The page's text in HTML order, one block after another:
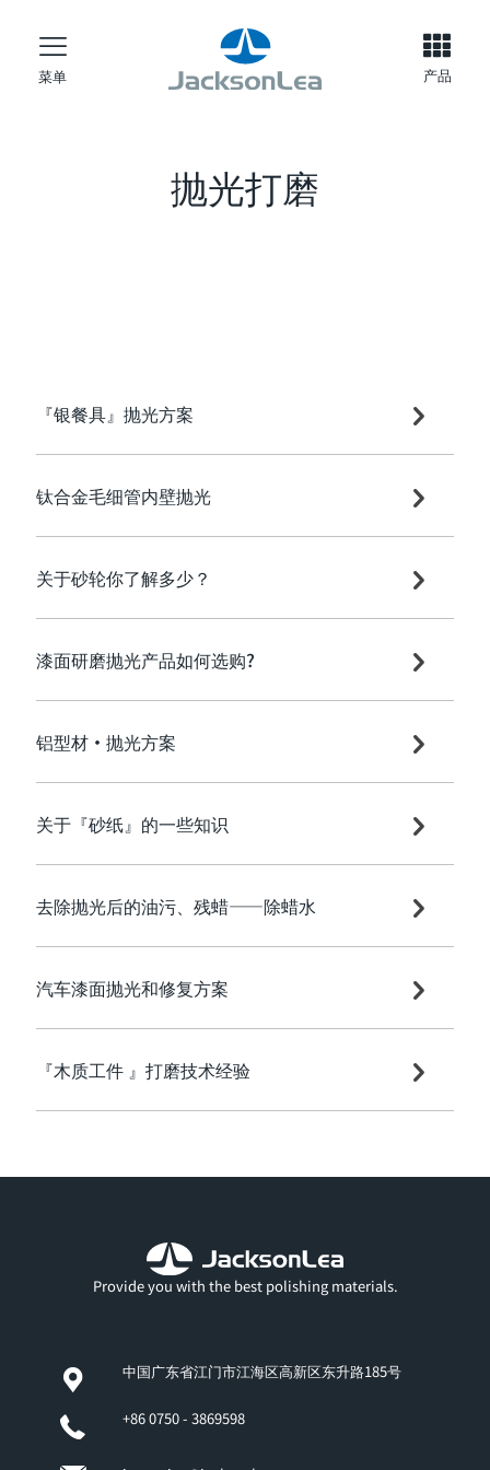
菜单 产品
抛光打磨
『银餐具』抛光方案
钛合金毛细管内壁抛光
关于砂轮你了解多少？
漆面研磨抛光产品如何选购?
铝型材•抛光方案
关于『砂纸』的一些知识
去除抛光后的油污、残蜡——除蜡水
汽车漆面抛光和修复方案
『木质工件 』打磨技术经验
Provide you with the best polishing materials.
中国广东省江门市江海区高新区东升路185号
+86 0750 - 3869598